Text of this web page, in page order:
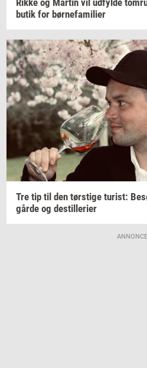
butik for bør­ne­fa­mi­li­er
Tre tip til den tørsti­ge turist:
går­de og destil­le­ri­er
ANNONCE